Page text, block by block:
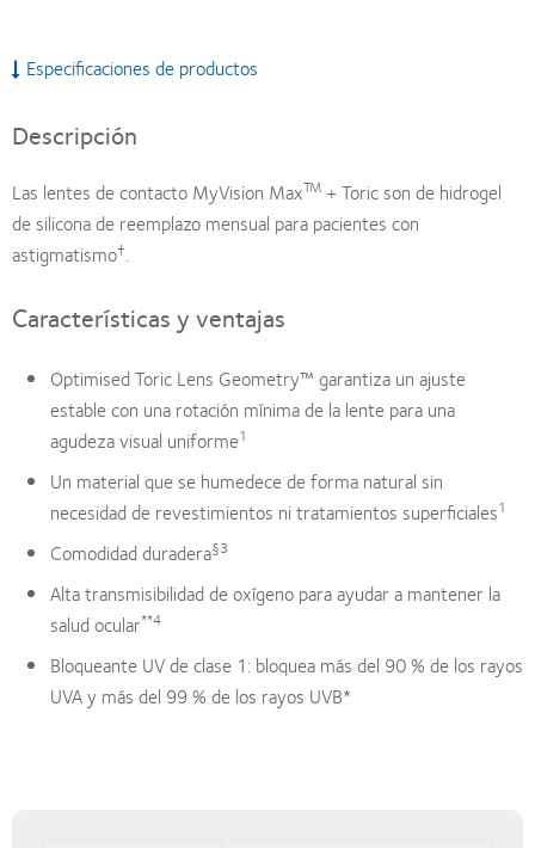
Especificaciones de productos
Descripción
Las lentes de contacto MyVision MaxTM + Toric son de hidrogel
de silicona de reemplazo mensual para pacientes con
astigmatismo†.
Características y ventajas
Optimised Toric Lens Geometry™ garantiza un ajuste
estable con una rotación mínima de la lente para una
agudeza visual uniforme1
Un material que se humedece de forma natural sin
necesidad de revestimientos ni tratamientos superficiales1
Comodidad duradera§3
Alta transmisibilidad de oxígeno para ayudar a mantener la
salud ocular**4
Bloqueante UV de clase 1: bloquea más del 90 % de los rayos
UVA y más del 99 % de los rayos UVB*